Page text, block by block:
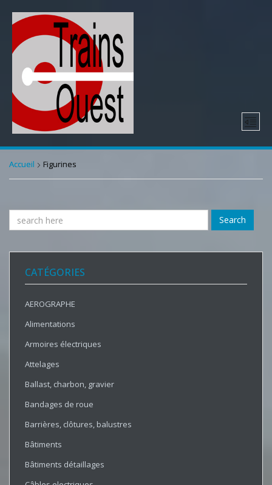
Accueil Figurines
Search
CATÉGORIES
AEROGRAPHE
Alimentations
Armoires électriques
Attelages
Ballast, charbon, gravier
Bandages de roue
Barrières, clôtures, balustres
Bâtiments
Bâtiments détaillages